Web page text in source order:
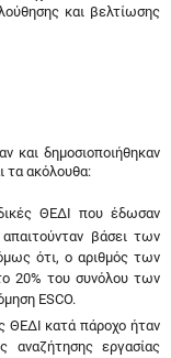
και βελτίωσης
και δημοσιοποιήθηκαν
τα ακόλουθα:
ΘΕΔΙ που έδωσαν
απαιτούνταν βάσει των
ότι, ο αριθμός των
20% του συνόλου των
ESCO.
ΘΕΔΙ κατά πάροχο ήταν
αναζήτησης εργασίας